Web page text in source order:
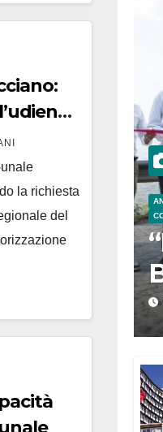
la richiesta
del